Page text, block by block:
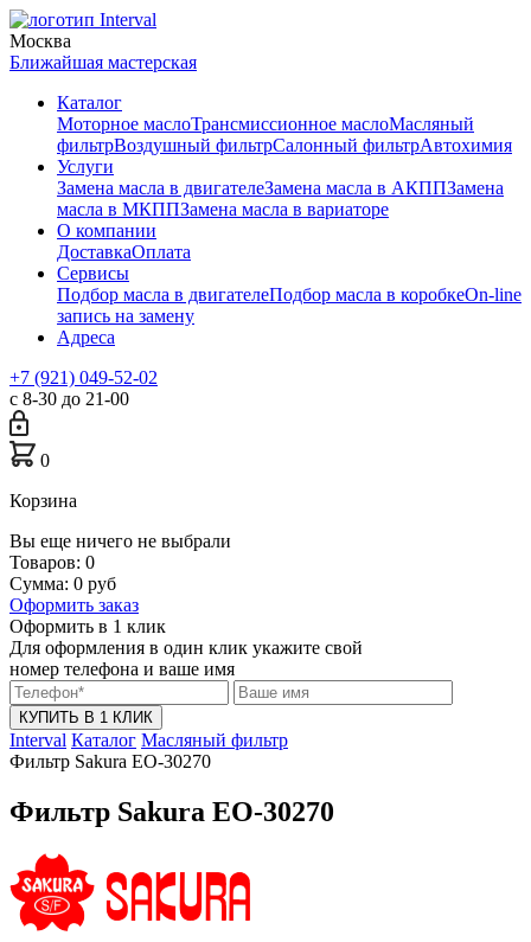
Москва
Ближайшая мастерская
Каталог
Моторное маслоТрансмиссионное маслоМасляный
фильтрВоздушный фильтрСалонный фильтрАвтохимия
Услуги
Замена масла в двигателеЗамена масла в АКППЗамена
масла в МКППЗамена масла в вариаторе
О компании
ДоставкаОплата
Сервисы
Подбор масла в двигателеПодбор масла в коробкеOn-line
запись на замену
Адреса
+7 (921) 049-52-02
с 8-30 до 21-00
0
Корзина
Вы еще ничего не выбрали
Товаров: 0
Сумма: 0 руб
Оформить заказ
Оформить в 1 клик
Для оформления в один клик укажите свой
номер телефона и ваше имя
КУПИТЬ В 1 КЛИК
Interval Каталог Масляный фильтр
Фильтр Sakura EO-30270
Фильтр Sakura EO-30270